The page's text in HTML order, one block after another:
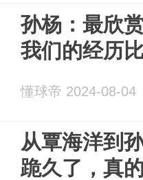
孙杨：最欣
我们的经历
懂球帝 2024-08-04
从覃海洋到
跪久了，真